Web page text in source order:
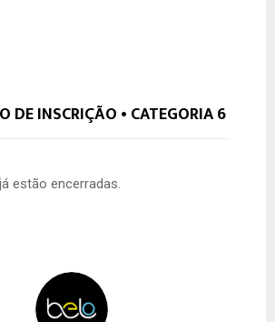
DE INSCRIÇÃO • CATEGORIA 6
estão encerradas.